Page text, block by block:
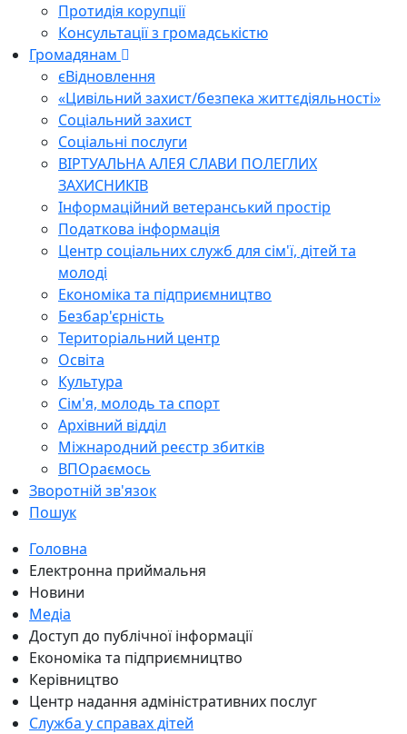
Протидія корупції
Консультації з громадськістю
Громадянам
єВідновлення
«Цивільний захист/безпека життєдіяльності»
Соціальний захист
Соціальні послуги
ВІРТУАЛЬНА АЛЕЯ СЛАВИ ПОЛЕГЛИХ
ЗАХИСНИКІВ
Інформаційний ветеранський простір
Податкова інформація
Центр соціальних служб для сім'ї, дітей та
молоді
Економіка та підприємництво
Безбар'єрність
Територіальний центр
Освіта
Культура
Сім'я, молодь та спорт
Архівний відділ
Міжнародний реєстр збитків
ВПОраємось
Зворотній зв'язок
Пошук
Головна
Електронна приймальня
Новини
Медіа
Доступ до публічної інформації
Економіка та підприємництво
Керівництво
Центр надання адміністративних послуг
Служба у справах дітей